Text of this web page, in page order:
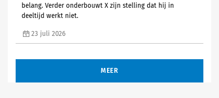
belang. Verder onderbouwt X zijn stelling dat hij in
deeltijd werkt niet.
23 juli 2026
MEER